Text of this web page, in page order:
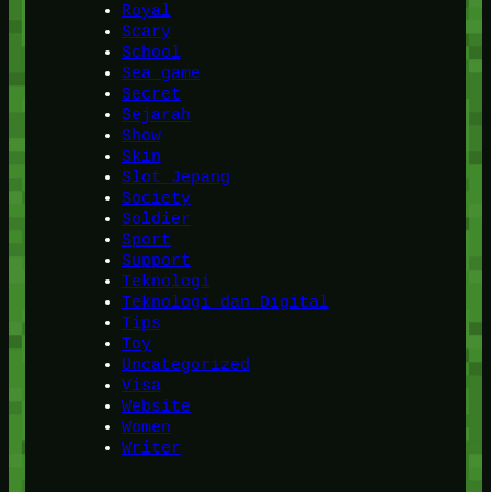
Royal
Scary
School
Sea game
Secret
Sejarah
Show
Skin
Slot Jepang
Society
Soldier
Sport
Support
Teknologi
Teknologi dan Digital
Tips
Toy
Uncategorized
Visa
Website
Women
Writer